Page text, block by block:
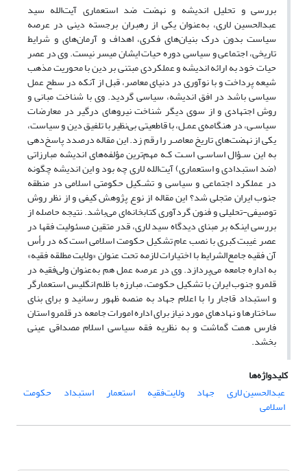
بررسی و تحلیل اندیشه و نهضت ضد استعماری آیت‌الله سید
عبدالحسین لاری، به‌عنوان یکی از رهبران برجسته دینی در عرصه
سیاست بدون درک بنیان‌های فکری، اهداف و آرمان‌های و شرایط
تاریخی، اجتماعی و سیاسی دوره حیات ایشان میسر نیست. وی در عصر
حیات خود به ارائه اندیشه و عملکردی مبتنی بر دین با محوریت مذهب
شیعه پرداخت و با نوآوری در دنیای معاصر، قبل از آنکه در سطح عمل
سیاسی باشد در افق اندیشه، سیاسی گردید. وی با شناخت مبانی و
روش اجتهادی و از سوی دیگر شناخت نیروهای درگیر در معارضات
سیاسـی، در هنگامه‌ی عمـل، با قاطعیتی بی‌نظیر با تلفیق دین و سیاست،
یکی از نهضت‌های تاریخ معاصـر را رقم زد. این مقاله درصدد پاسخ‌دهی
به این سـؤال اساسـی اسـت کـه مهم‌ترین مؤلفه‌های اندیشه مبارزاتی
(ضد استبدادی و استعماری) آیت‌الله لاری چه بود و این اندیشه چگونه
در عملکرد اجتماعی و سیاسی و تشـکیل حکومتی اسلامی در منطقه
جنوب ایران متجلی شد؟ این مقاله از نوع پژوهش کیفی و از نظر روش
توصیفی-تحلیلی و فنون گردآوری کتابخانه‌ای می‌باشد. نتیجه حاصله از
بررسی اینکه بر مبنای دیدگاه سید لاری، قدر متقین مسئولیت فقها در
عصر غیبت کبری با نصب عام تشکیل حکومت اسلامی است که در رأس
آن فقیه جامع‌الشرایط با اختیارات لازمه تحت عنوان «ولایت مطلقه فقیه»
به اداره جامعه می‌پردازد. وی در عرصه عمل هم به‌عنوان ولی‌فقیه در
قلمرو جنوب ایران با تشکیل حکومت، مبارزه با ظلم انگلیس استعمارگر
و استبداد قاجار را با اعلام جهاد به منصه ظهور رسانید و برای بنای
ساختار‌ها و نهادهای مورد نیاز برای اداره امورات جامعه در قلمرو استان
فارس همت گماشت و به نظریه فقه سیاسی اسلام مصداقی عینی
بخشد.
کلیدواژه‌ها
عبدالحسین لاری
جهاد ولایت‌فقیه استعمار استبداد حکومت
اسلامی